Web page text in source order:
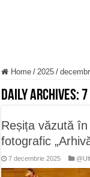
Home / 2025 /
Daily Archives:
Reșița văzută
fotografic
7 decembrie 2025